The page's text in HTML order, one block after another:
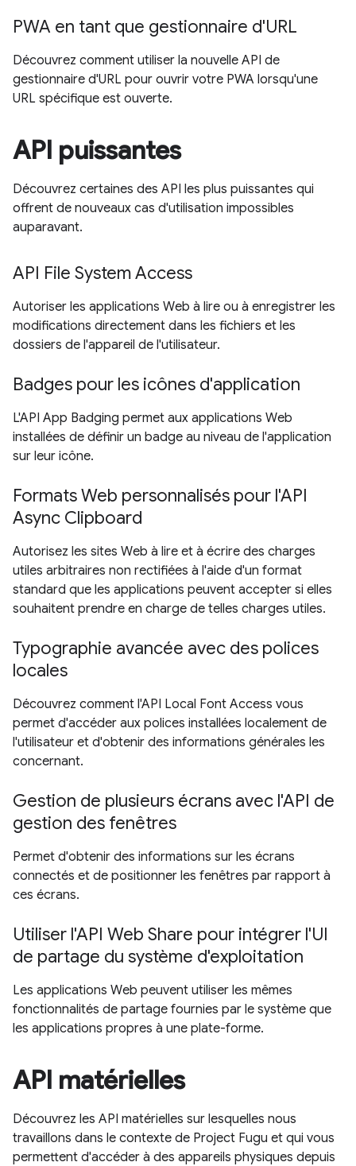
PWA en tant que gestionnaire d'URL
Découvrez comment utiliser la nouvelle API de
gestionnaire d'URL pour ouvrir votre PWA lorsqu'une
URL spécifique est ouverte.
API puissantes
Découvrez certaines des API les plus puissantes qui
offrent de nouveaux cas d'utilisation impossibles
auparavant.
API File System Access
Autoriser les applications Web à lire ou à enregistrer les
modifications directement dans les fichiers et les
dossiers de l'appareil de l'utilisateur.
Badges pour les icônes d'application
L'API App Badging permet aux applications Web
installées de définir un badge au niveau de l'application
sur leur icône.
Formats Web personnalisés pour l'API
Async Clipboard
Autorisez les sites Web à lire et à écrire des charges
utiles arbitraires non rectifiées à l'aide d'un format
standard que les applications peuvent accepter si elles
souhaitent prendre en charge de telles charges utiles.
Typographie avancée avec des polices
locales
Découvrez comment l'API Local Font Access vous
permet d'accéder aux polices installées localement de
l'utilisateur et d'obtenir des informations générales les
concernant.
Gestion de plusieurs écrans avec l'API de
gestion des fenêtres
Permet d'obtenir des informations sur les écrans
connectés et de positionner les fenêtres par rapport à
ces écrans.
Utiliser l'API Web Share pour intégrer l'UI
de partage du système d'exploitation
Les applications Web peuvent utiliser les mêmes
fonctionnalités de partage fournies par le système que
les applications propres à une plate-forme.
API matérielles
Découvrez les API matérielles sur lesquelles nous
travaillons dans le contexte de Project Fugu et qui vous
permettent d'accéder à des appareils physiques depuis